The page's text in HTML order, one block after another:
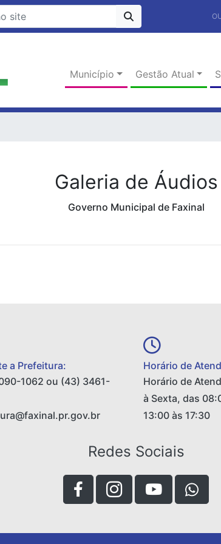
Município Gestão Atual
Galeria de Áudios
Governo Municipal de Faxinal
a Prefeitura:
1062 ou (43) 3461-
Horário de
Horário de
à Sexta, das
13:00 às 17:30
Redes Sociais